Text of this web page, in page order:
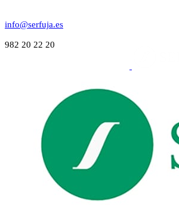
info@serfuja.es
982 20 22 20